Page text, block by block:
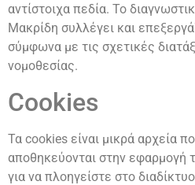
αντίστοιχα πεδία. Το
Μακρίδη συλλέγει και
σύμφωνα με τις σχετικές
νομοθεσίας.
Cookies
Τα cookies είναι μικρά αρχεία
αποθηκεύονται στην εφαρμογή
για να πλοηγείστε στο